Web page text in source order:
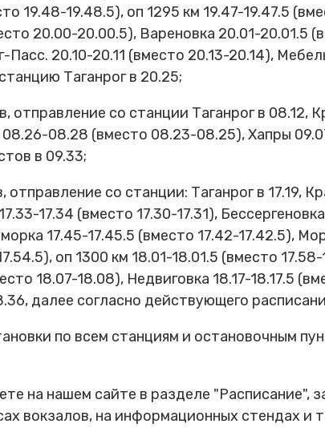
19.48-19.48.5), оп 1295 км 19.47-19.47.5
20.00-20.00.5), Вареновка 20.01-20.01.5
Пасс. 20.10-20.11 (вместо 20.13-20.14),
Таганрог в 20.25;
отправление со станции Таганрог в
08.28 (вместо 08.23-08.25), Хапры
в 09.33;
отправление со станции: Таганрог в 17.19,
17.34 (вместо 17.30-17.31),
17.45-17.45.5 (вместо 17.42-17.42.5),
оп 1300 км 18.01-18.01.5 (вместо
18.07-18.08), Недвиговка 18.17-18.17.5
далее согласно действующего
по всем станциям и остановочным
на нашем сайте в разделе "Расписание",
вокзалов, на информационных стендах и